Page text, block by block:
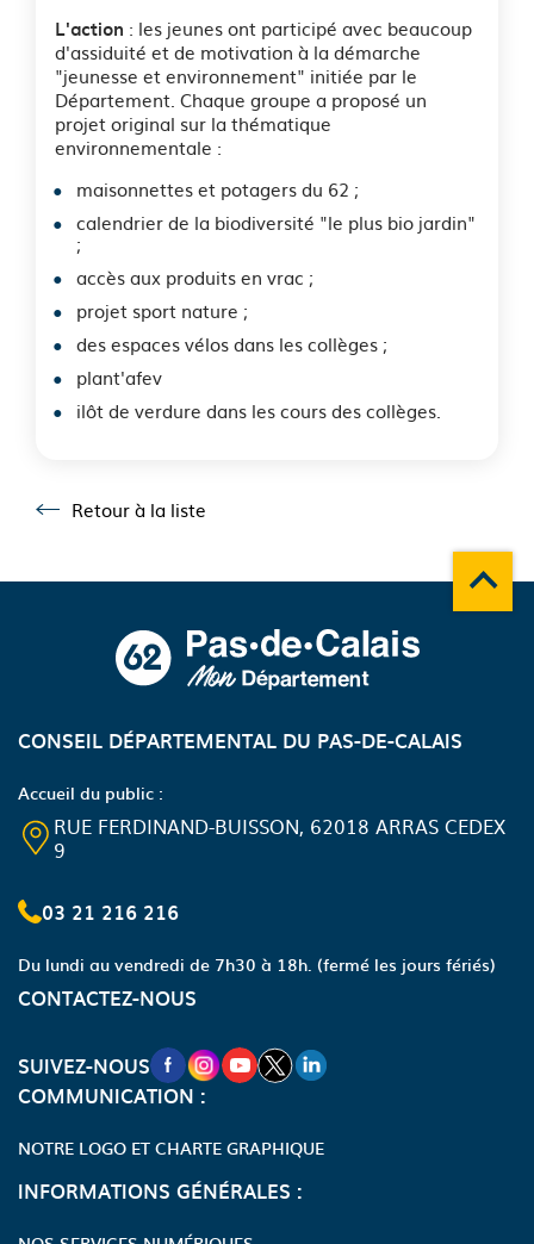
L'action : les jeunes ont participé avec beaucoup
d'assiduité et de motivation à la démarche
"jeunesse et environnement" initiée par le
Département. Chaque groupe a proposé un
projet original sur la thématique
environnementale :
maisonnettes et potagers du 62 ;
calendrier de la biodiversité "le plus bio jardin"
;
accès aux produits en vrac ;
projet sport nature ;
des espaces vélos dans les collèges ;
plant'afev
ilôt de verdure dans les cours des collèges.
Retour à la liste
Retour à la liste
CONSEIL DÉPARTEMENTAL DU PAS-DE-CALAIS
Accueil du public :
RUE FERDINAND-BUISSON, 62018 ARRAS CEDEX
9
03 21 216 216
Du lundi au vendredi de 7h30 à 18h. (fermé les jours fériés)
CONTACTEZ-NOUS
SUIVEZ-NOUSNOUVELLE FENÊTRE VERS LA PAGE
NOUVELLE FENÊTRE VERS LA
NOUVELLE FENÊTRE VERS LA
NOUVELLE FENÊTRE VERS
NOUVELLE FENÊTRE
COMMUNICATION :
NOTRE LOGO ET CHARTE GRAPHIQUE
INFORMATIONS GÉNÉRALES :